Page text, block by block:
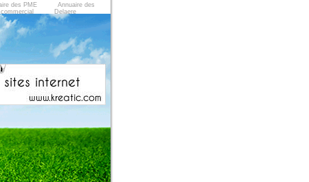
des PME
Annuaire des
Delaere